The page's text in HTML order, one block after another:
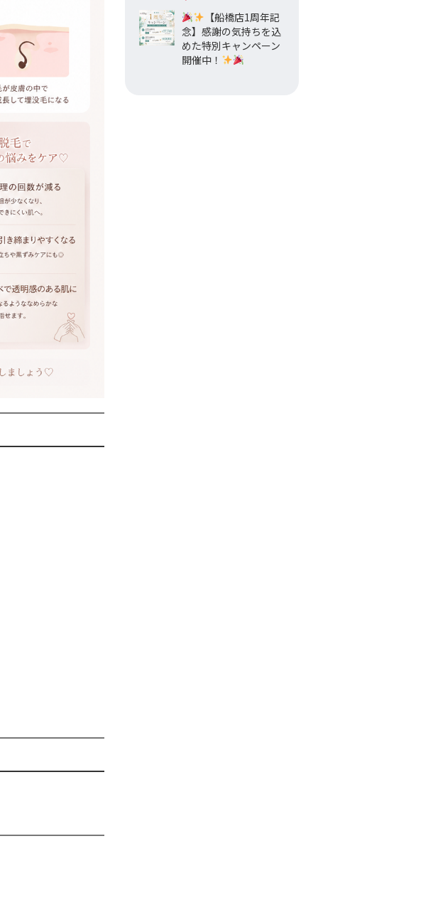
【船橋店1周年記
念】感謝の気持ちを込
めた特別キャンペーン
開催中！